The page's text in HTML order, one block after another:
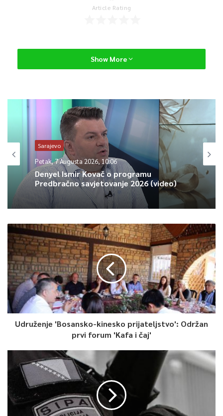
Article Rating
Show More
Sarajevo
Petak, 7 Augusta 2026, 10:06
Denyel Ismir Kovač o programu
Predbračno savjetovanje 2026 (video)
Udruženje 'Bosansko-kinesko prijateljstvo': Održan
prvi forum 'Kafa i čaj'